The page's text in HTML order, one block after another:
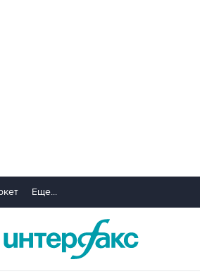
Еще...